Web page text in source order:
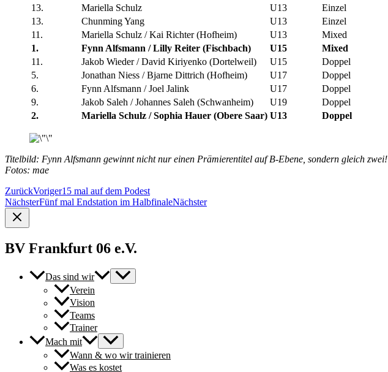
13.
Mariella Schulz U13
Einzel
13.
Chunming Yang U13
Einzel
11.
Mariella Schulz / Kai Richter (Hofheim) U13
Mixed
1.
Fynn Alfsmann / Lilly Reiter (Fischbach) U15
Mixed
11.
Jakob Wieder / David Kiriyenko (Dortelweil) U15
Doppel
5.
Jonathan Niess / Bjarne Dittrich (Hofheim) U17
Doppel
6.
Fynn Alfsmann / Joel Jalink U17
Doppel
9.
Jakob Saleh / Johannes Saleh (Schwanheim) U19
Doppel
2.
Mariella Schulz / Sophia Hauer (Obere Saar) U13 Doppel
Titelbild: Fynn Alfsmann gewinnt nicht nur einen Prämierentitel auf B-Ebene, sondern gleich zwei!
Fotos: mae
ZurückVoriger15 mal auf dem Podest
NächsterFünf mal Endstation im HalbfinaleNächster
BV Frankfurt 06 e.V.
Das sind wir
Verein
Vision
Teams
Trainer
Mach mit
Wann & wo wir trainieren
Was es kostet